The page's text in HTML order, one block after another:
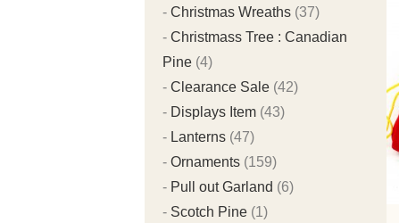
Christmas Wreaths (37)
Christmass Tree : Canadian
Pine (4)
Clearance Sale (42)
Displays Item (43)
Lanterns (47)
Ornaments (159)
Pull out Garland (6)
Scotch Pine (1)